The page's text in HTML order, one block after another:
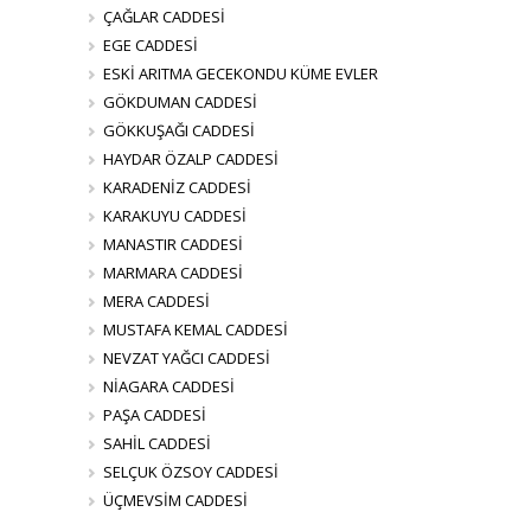
ÇAĞLAR CADDESİ
EGE CADDESİ
ESKİ ARITMA GECEKONDU KÜME EVLER
GÖKDUMAN CADDESİ
GÖKKUŞAĞI CADDESİ
HAYDAR ÖZALP CADDESİ
KARADENİZ CADDESİ
KARAKUYU CADDESİ
MANASTIR CADDESİ
MARMARA CADDESİ
MERA CADDESİ
MUSTAFA KEMAL CADDESİ
NEVZAT YAĞCI CADDESİ
NİAGARA CADDESİ
PAŞA CADDESİ
SAHİL CADDESİ
SELÇUK ÖZSOY CADDESİ
ÜÇMEVSİM CADDESİ